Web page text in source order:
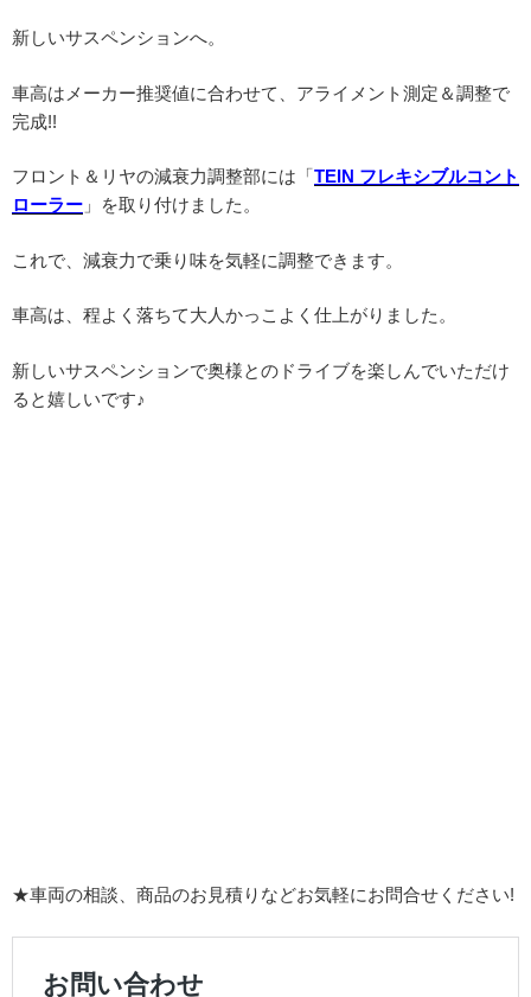
新しいサスペンションへ。
車高はメーカー推奨値に合わせて、アライメント測定＆調整で
完成!!
フロント＆リヤの減衰力調整部には「TEIN フレキシブルコント
ローラー 」を取り付けました。
これで、減衰力で乗り味を気軽に調整できます。
車高は、程よく落ちて大人かっこよく仕上がりました。
新しいサスペンションで奥様とのドライブを楽しんでいただけ
ると嬉しいです♪
★車両の相談、商品のお見積りなどお気軽にお問合せください!